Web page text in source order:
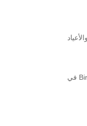
الفرق الخطير بين Biri و Birisi في